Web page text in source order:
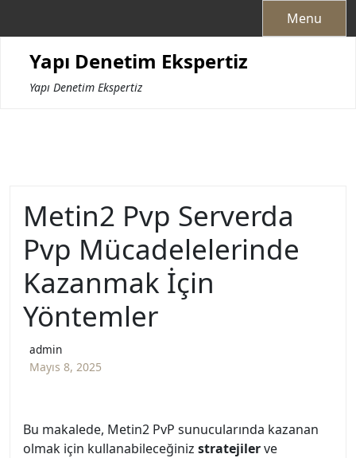
Menu
Yapı Denetim Ekspertiz
Yapı Denetim Ekspertiz
Metin2 Pvp Serverda
Pvp Mücadelelerinde
Kazanmak İçin
Yöntemler
admin
Mayıs 8, 2025
Bu makalede, Metin2 PvP sunucularında kazanan
olmak için kullanabileceğiniz stratejilerve